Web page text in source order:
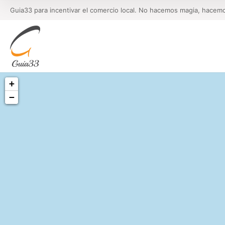
Guia33 para incentivar el comercio local. No hacemos magia,
+
−